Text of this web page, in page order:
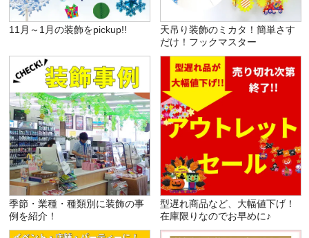
11月～1月の装飾をpickup!!
天吊り装飾のミカタ！簡単さす
だけ！フックマスター
季節・業種・種類別に装飾の事
例を紹介！
型遅れ商品など、大幅値下げ！
在庫限りなのでお早めに♪